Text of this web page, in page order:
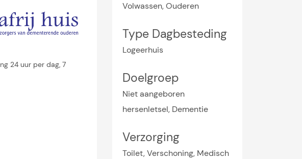
24 uur per dag, 7
Volwassen, Ouderen
Type Dagbesteding
Logeerhuis
Doelgroep
Niet aangeboren
hersenletsel, Dementie
Verzorging
Toilet, Verschoning, Medisch